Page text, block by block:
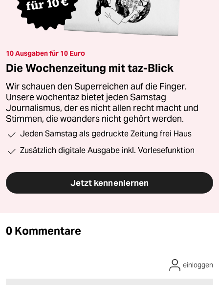
10 Ausgaben für 10 Euro
Die Wochenzeitung mit taz-Blick
Wir schauen den Superreichen auf die Finger.
Unsere wochentaz bietet jeden Samstag
Journalismus, der es nicht allen recht macht und
Stimmen, die woanders nicht gehört werden.
Jeden Samstag als gedruckte Zeitung frei Haus
Zusätzlich digitale Ausgabe inkl. Vorlesefunktion
Jetzt kennenlernen
0 Kommentare
einloggen